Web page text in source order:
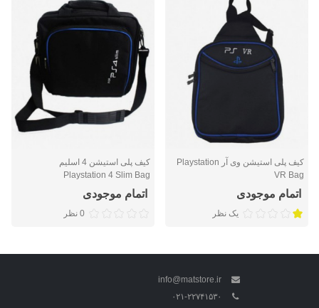
کیف پلی استیشن وی آر Playstation
VR Bag
اتمام موجودی
یک نظر
کیف پلی استیشن 4 اسلیم
Playstation 4 Slim Bag
اتمام موجودی
0 نظر
info@matstore.ir
۰۲۱-۲۲۷۴۱۵۳۰